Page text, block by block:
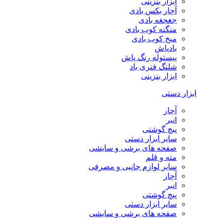
آچار بکس بادی
جغجغه بادی
منگنه کوب بادی
میخ کوب بادی
بادپاش
پیستوله رنگ پاش
شلنگ فنری باد
ابزار بنزینی
ابزار دستی
آچار
انبر
پیچ گوشتی
سایر ابزار دستی
صفحه های برشی و سایشی
مته و قلم
سایر لوازم جانبی و مصرفی
آچار
انبر
پیچ گوشتی
سایر ابزار دستی
صفحه های برشی و سایشی